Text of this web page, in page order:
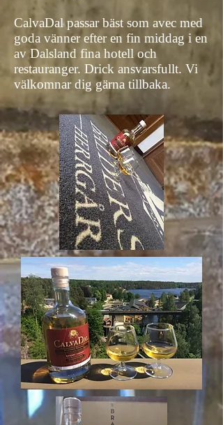
CalvaDal passar bäst som avec med
goda vänner efter en fin middag i en
av Dalsland fina hotell och
restauranger. Drick ansvarsfullt. Vi
välkomnar dig gärna tillbaka.